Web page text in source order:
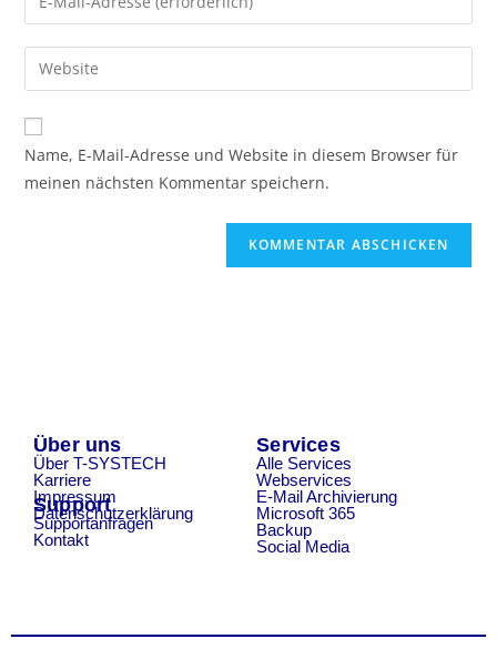
Name, E-Mail-Adresse und Website in diesem Browser für
meinen nächsten Kommentar speichern.
Über uns
Über T-SYSTECH
Karriere
Impressum
Datenschutzerklärung
Services
Alle Services
Webservices
E-Mail Archivierung
Microsoft 365
Backup
Social Media
Support
Supportanfragen
Kontakt